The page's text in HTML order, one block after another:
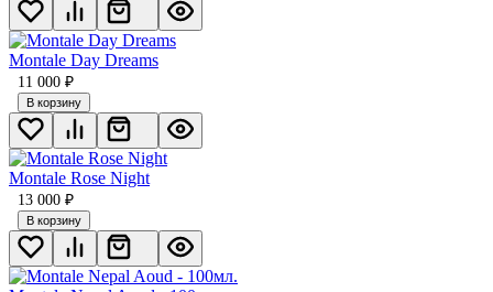
Montale Day Dreams
11 000 ₽
В корзину
Montale Rose Night
13 000 ₽
В корзину